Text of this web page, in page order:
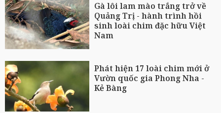
Gà lôi lam mào trắng trở về
Quảng Trị - hành trình hồi
sinh loài chim đặc hữu Việt
Nam
Phát hiện 17 loài chim mới ở
Vườn quốc gia Phong Nha -
Kẻ Bàng